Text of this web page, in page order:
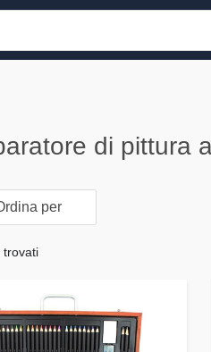
di pittura
per
trovati